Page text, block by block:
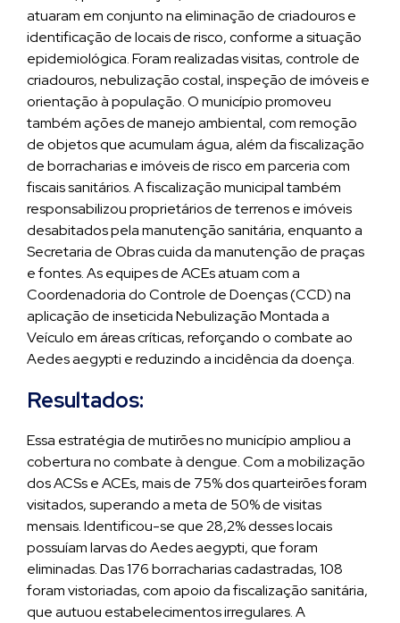
atuaram em conjunto na eliminação de criadouros e
identificação de locais de risco, conforme a situação
epidemiológica. Foram realizadas visitas, controle de
criadouros, nebulização costal, inspeção de imóveis e
orientação à população. O município promoveu
também ações de manejo ambiental, com remoção
de objetos que acumulam água, além da fiscalização
de borracharias e imóveis de risco em parceria com
fiscais sanitários. A fiscalização municipal também
responsabilizou proprietários de terrenos e imóveis
desabitados pela manutenção sanitária, enquanto a
Secretaria de Obras cuida da manutenção de praças
e fontes. As equipes de ACEs atuam com a
Coordenadoria do Controle de Doenças (CCD) na
aplicação de inseticida Nebulização Montada a
Veículo em áreas críticas, reforçando o combate ao
Aedes aegypti e reduzindo a incidência da doença.
Resultados:
Essa estratégia de mutirões no município ampliou a
cobertura no combate à dengue. Com a mobilização
dos ACSs e ACEs, mais de 75% dos quarteirões foram
visitados, superando a meta de 50% de visitas
mensais. Identificou-se que 28,2% desses locais
possuíam larvas do Aedes aegypti, que foram
eliminadas. Das 176 borracharias cadastradas, 108
foram vistoriadas, com apoio da fiscalização sanitária,
que autuou estabelecimentos irregulares. A